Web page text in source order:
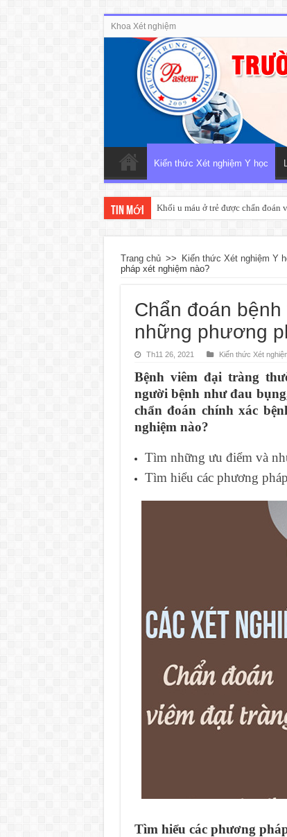
Khoa Xét nghiệm
Kiến thức Xét nghiệm Y học
Tin mới Khối u máu ở trẻ được chẩn đoán
Trang chủ >> Kiến thức Xét nghiệm Y
pháp xét nghiệm nào?
Chẩn đoán
những phương
Th11 26, 2021 Kiến thức Xét
Bệnh viêm đại tràng
người bệnh như đau
chẩn đoán chính xác
nghiệm nào?
Tìm những ưu điểm và
Tìm hiểu các phương
Tìm hiểu các phương